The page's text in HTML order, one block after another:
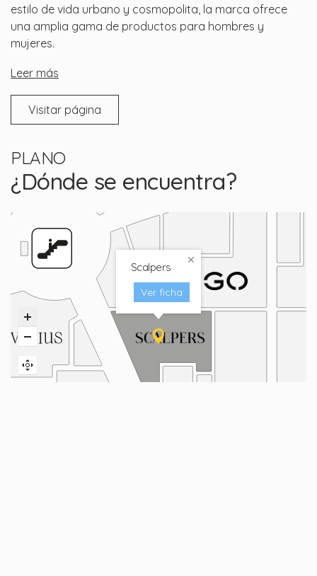
estilo de vida urbano y cosmopolita, la marca ofrece
una amplia gama de productos para hombres y
mujeres.
Leer más
Visitar página
PLANO
¿Dónde se encuentra?
Scalpers
Ver ficha